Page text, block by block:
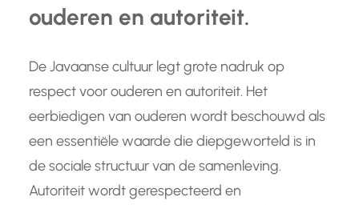
ouderen en autoriteit.
De Javaanse cultuur legt grote nadruk op
respect voor ouderen en autoriteit. Het
eerbiedigen van ouderen wordt beschouwd als
een essentiële waarde die diepgeworteld is in
de sociale structuur van de samenleving.
Autoriteit wordt gerespecteerd en